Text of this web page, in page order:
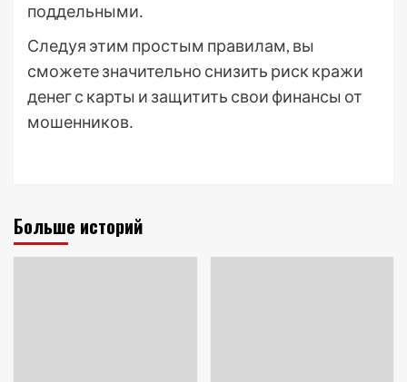
поддельными․
Следуя этим простым правилам, вы
сможете значительно снизить риск кражи
денег с карты и защитить свои финансы от
мошенников․
Больше историй